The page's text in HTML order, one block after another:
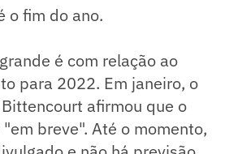
o fim do ano.
é com relação ao
para 2022. Em janeiro, o
afirmou que o
breve". Até o momento,